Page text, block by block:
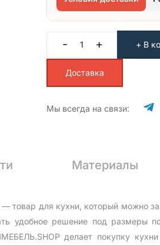
- + + В
Доставка
Мы всегда на связи:
Материалы
для кухни, который можно
удобное решение под
делает покупку